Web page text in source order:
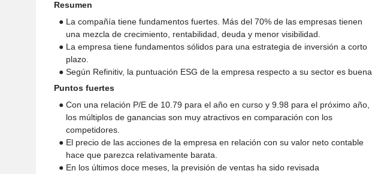
Resumen
● La compañía tiene fundamentos fuertes. Más del 70% de las empresas tienen
una mezcla de crecimiento, rentabilidad, deuda y menor visibilidad.
● La empresa tiene fundamentos sólidos para una estrategia de inversión a corto
plazo.
● Según Refinitiv, la puntuación ESG de la empresa respecto a su sector es buena.
Puntos fuertes
● Con una relación P/E de 10.79 para el año en curso y 9.98 para el próximo año,
los múltiplos de ganancias son muy atractivos en comparación con los
competidores.
● El precio de las acciones de la empresa en relación con su valor neto contable
hace que parezca relativamente barata.
● En los últimos doce meses, la previsión de ventas ha sido revisada